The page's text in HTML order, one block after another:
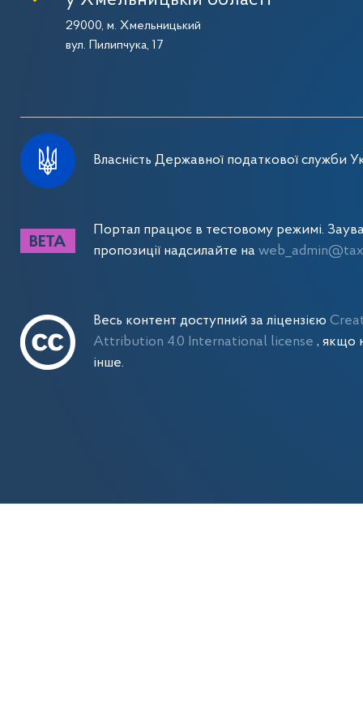
29000, м. Хмельницький
вул. Пилипчука, 17
Власність Державної податкової служби
Портал працює в тестовому режимі.
пропозиції надсилайте на
Весь контент доступний за ліцензією
Attribution 4.0 International license , якщо
інше.